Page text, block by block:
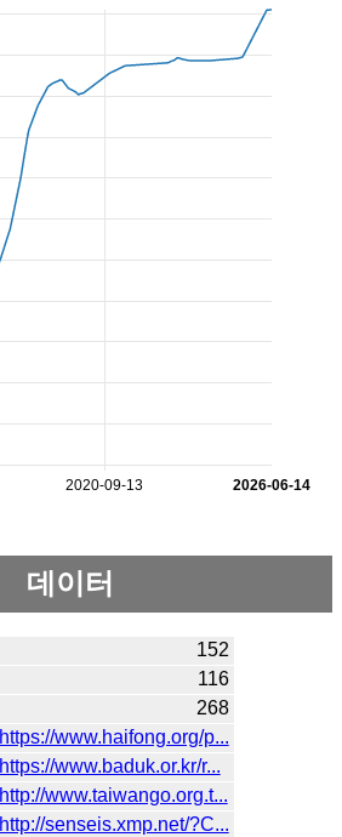
2020-09-13 2026-06-14
데이터
152
116
268
https://www.haifong.org/p...
https://www.baduk.or.kr/r...
http://www.taiwango.org.t...
http://senseis.xmp.net/?C...